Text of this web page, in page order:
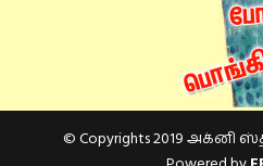
© Copyrights 2019 அக்னி